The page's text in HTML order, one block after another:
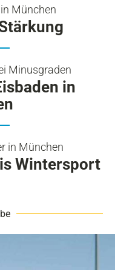
München
Minusgraden
in
in München
Wintersport